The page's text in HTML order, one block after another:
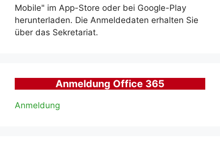
Mobile" im App-Store oder bei Google-Play
herunterladen. Die Anmeldedaten erhalten Sie
über das Sekretariat.
Anmeldung Office 365
Anmeldung